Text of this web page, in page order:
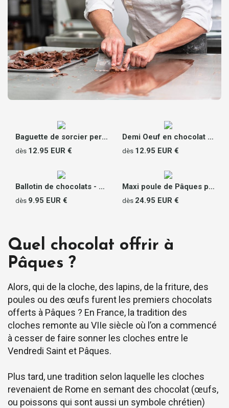
Baguette de sorcier personnalisée en chocolat
dès 12.95 EUR €
Demi Oeuf en chocolat Photo
dès 12.95 EUR €
Ballotin de chocolats - Poule de Pâques
dès 9.95 EUR €
Maxi poule de Pâques personnalisable
dès 24.95 EUR €
Quel chocolat offrir à
Pâques ?
Alors, qui de la cloche, des lapins, de la friture, des
poules ou des œufs furent les premiers chocolats
offerts à Pâques ? En France, la tradition des
cloches remonte au VIIe siècle où l’on a commencé
à cesser de faire sonner les cloches entre le
Vendredi Saint et Pâques.
Plus tard, une tradition selon laquelle les cloches
revenaient de Rome en semant des chocolat (œufs,
ou poissons qui sont aussi un symbole chrétien)